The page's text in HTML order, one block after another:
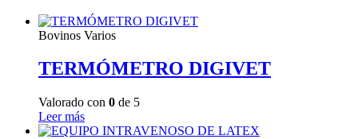
Bovinos Varios
TERMÓMETRO DIGIVET
Valorado con 0 de 5
Leer más